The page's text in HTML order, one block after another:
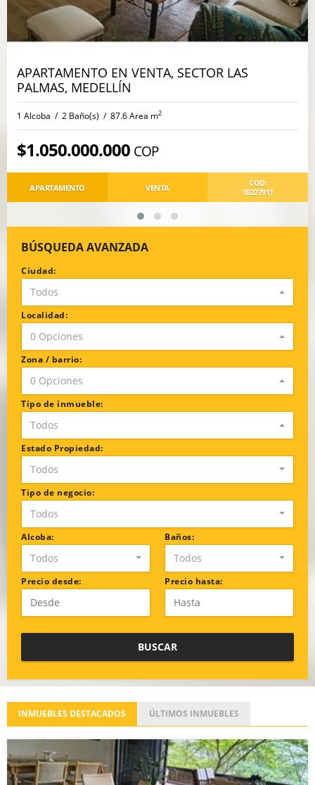
APARTAMENTO EN VENTA, SECTOR LAS
PALMAS, MEDELLÍN
1 Alcoba / 2 Baño(s) / 87.6 Area m2
$1.050.000.000 COP
APARTAMENTO VENTA
COD:
10227911
BÚSQUEDA AVANZADA
Ciudad:
Todos
Localidad:
0 Opciones
Zona / barrio:
0 Opciones
Tipo de inmueble:
Todos
Estado Propiedad:
Todos
Tipo de negocio:
Todos
Alcoba:
Todos
Baños:
Todos
Precio desde: Precio hasta:
BUSCAR
INMUEBLES DESTACADOS ÚLTIMOS INMUEBLES